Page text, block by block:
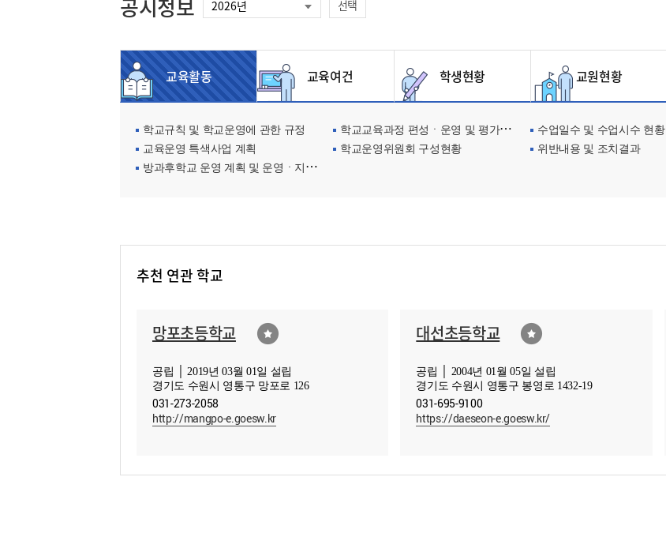
공시정보 선택
교육활동 교육여건 학생현황 교원현황
학교규칙 및 학교운영에 관한 규정 학교교육과정 편성ㆍ운영 및 평가에 관한 사항 수업일수 및 수업시수 현황
교육운영 특색사업 계획
학교운영위원회 구성현황 위반내용 및 조치결과
방과후학교 운영 계획 및 운영ㆍ지원현황
추천 연관 학교
망포초등학교
공립 │ 2019년 03월 01일 설립
경기도 수원시 영통구 망포로 126
031-273-2058
http://mangpo-e.goesw.kr
대선초등학교
공립 │ 2004년 01월 05일 설립
경기도 수원시 영통구 봉영로 1432-19
031-695-9100
https://daeseon-e.goesw.kr/